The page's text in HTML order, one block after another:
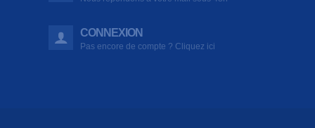
CONNEXION
Pas encore de compte ? Cliquez ici